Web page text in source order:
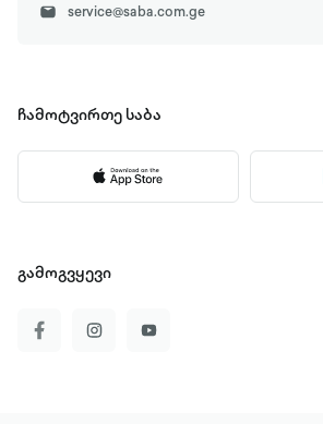
service@saba.com.ge
ჩამოტვირთე საბა
გამოგვყევი